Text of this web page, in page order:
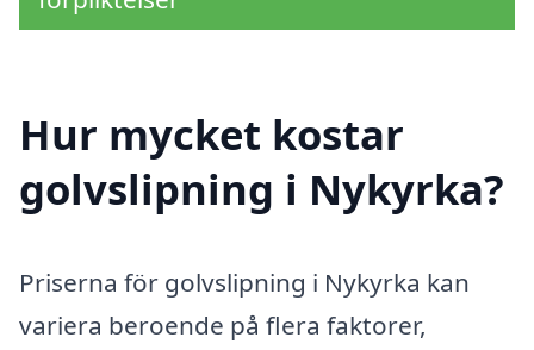
Hur mycket kostar
golvslipning i Nykyrka?
Priserna för golvslipning i Nykyrka kan
variera beroende på flera faktorer,